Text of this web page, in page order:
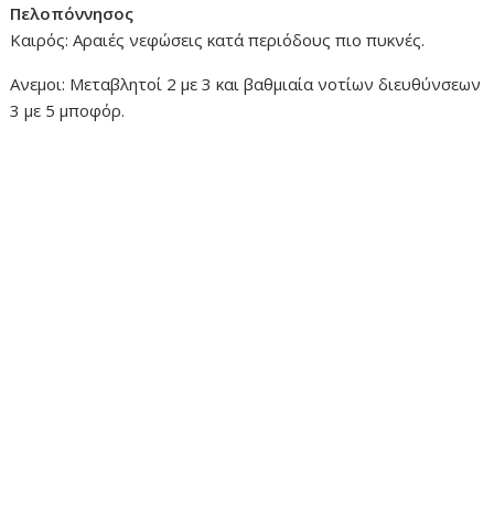
Πελοπόννησος
Καιρός: Αραιές νεφώσεις κατά περιόδους πιο πυκνές.
Ανεμοι: Μεταβλητοί 2 με 3 και βαθμιαία νοτίων διευθύνσεων
3 με 5 μποφόρ.